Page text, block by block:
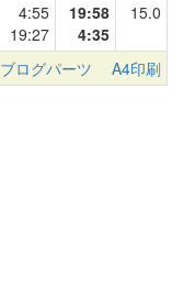
4:55
19:27
19:58
4:35
15.0
ブログパーツ A4印刷